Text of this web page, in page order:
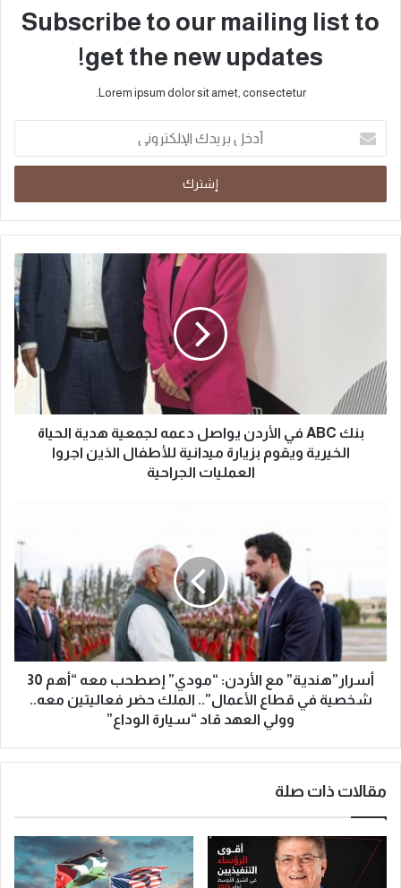
Subscribe to our mailing list to
get the new updates!
Lorem ipsum dolor sit amet, consectetur.
بنك ABC في الأردن يواصل دعمه لجمعية هدية الحياة
الخيرية ويقوم بزيارة ميدانية للأطفال الذين اجروا
العمليات الجراحية
أسرار”هندية” مع الأردن: “مودي” إصطحب معه “أهم 30
شخصية في قطاع الأعمال”.. الملك حضر فعاليتين معه..
وولي العهد قاد “سيارة الوداع”
مقالات ذات صلة